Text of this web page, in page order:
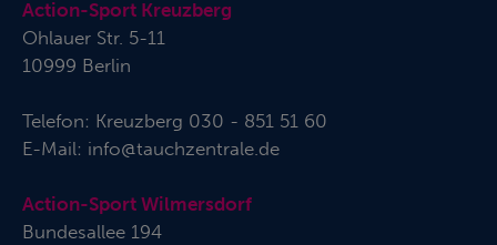
Action-Sport Kreuzberg
Ohlauer Str. 5-11
10999 Berlin
Telefon: Kreuzberg 030 - 851 51 60
E-Mail: info@tauchzentrale.de
Action-Sport Wilmersdorf
Bundesallee 194